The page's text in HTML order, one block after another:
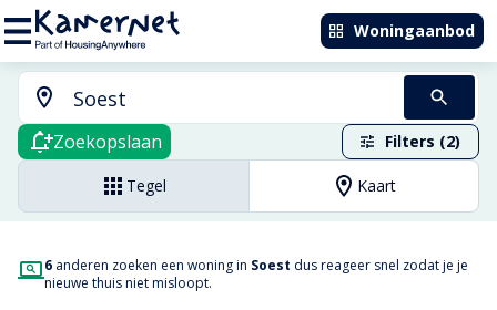
Woningaanbod
Zoekopslaan Filters (2)
Tegel Kaart
6 anderen zoeken een woning in Soest dus reageer snel zodat je je
nieuwe thuis niet misloopt.